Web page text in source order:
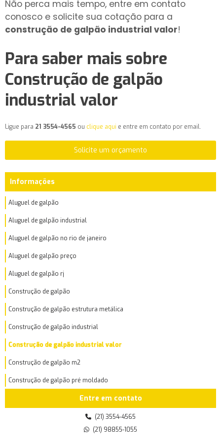
Não perca mais tempo, entre em contato
conosco e solicite sua cotação para a
construção de galpão industrial valor!
Para saber mais sobre
Construção de galpão
industrial valor
Ligue para 21 3554-4565 ou clique aqui e entre em contato por email.
Solicite um orçamento
Informações
Aluguel de galpão
Aluguel de galpão industrial
Aluguel de galpão no rio de janeiro
Aluguel de galpão preço
Aluguel de galpão rj
Construção de galpão
Construção de galpão estrutura metálica
Construção de galpão industrial
Construção de galpão industrial valor
Construção de galpão m2
Construção de galpão pré moldado
Construção de galpão preço por m2
Construção de galpão quanto custa
Construção de galpão valor
Entre em contato
(21) 3554-4565
(21) 98855-1055